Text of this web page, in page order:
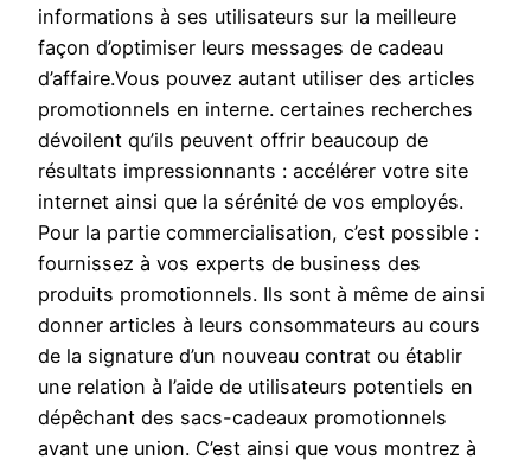
informations à ses utilisateurs sur la meilleure
façon d’optimiser leurs messages de cadeau
d’affaire.Vous pouvez autant utiliser des articles
promotionnels en interne. certaines recherches
dévoilent qu’ils peuvent offrir beaucoup de
résultats impressionnants : accélérer votre site
internet ainsi que la sérénité de vos employés.
Pour la partie commercialisation, c’est possible :
fournissez à vos experts de business des
produits promotionnels. Ils sont à même de ainsi
donner articles à leurs consommateurs au cours
de la signature d’un nouveau contrat ou établir
une relation à l’aide de utilisateurs potentiels en
dépêchant des sacs-cadeaux promotionnels
avant une union. C’est ainsi que vous montrez à